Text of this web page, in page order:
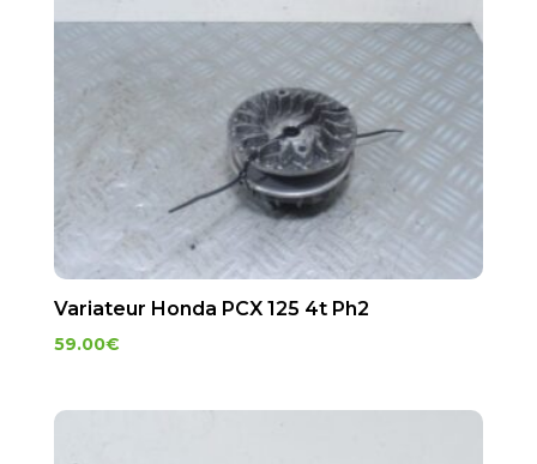
Variateur Honda PCX 125 4t Ph2
59.00€